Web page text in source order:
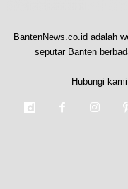
BantenNews.co.id adalah
seputar Banten
Hubungi